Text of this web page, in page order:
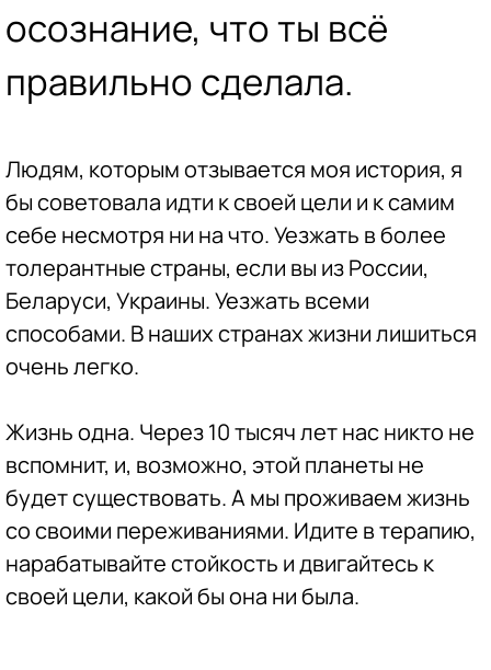
осознание, что ты всё
правильно сделала.
Людям, которым отзывается моя история, я
бы советовала идти к своей цели и к самим
себе несмотря ни на что. Уезжать в более
толерантные страны, если вы из России,
Беларуси, Украины. Уезжать всеми
способами. В наших странах жизни лишиться
очень легко.
Жизнь одна. Через 10 тысяч лет нас никто не
вспомнит, и, возможно, этой планеты не
будет существовать. А мы проживаем жизнь
со своими переживаниями. Идите в терапию,
нарабатывайте стойкость и двигайтесь к
своей цели, какой бы она ни была.